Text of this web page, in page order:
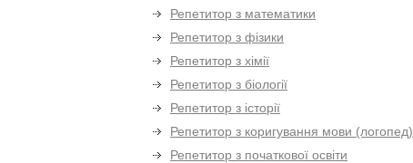
Репетитор з математики
Репетитор з фізики
Репетитор з хімії
Репетитор з біології
Репетитор з історії
Репетитор з коригування мови (логопед)
Репетитор з початкової освіти